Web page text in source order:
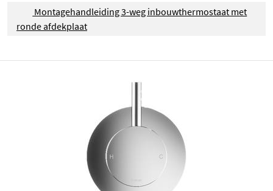
Montagehandleiding 3-weg inbouwthermostaat met
ronde afdekplaat